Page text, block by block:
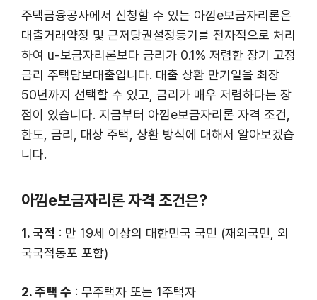
주택금융공사에서 신청할 수 있는 아낌e보금자리론은
대출거래약정 및 근저당권설정등기를 전자적으로 처리
하여 u-보금자리론보다 금리가 0.1% 저렴한 장기 고정
금리 주택담보대출입니다. 대출 상환 만기일을 최장
50년까지 선택할 수 있고, 금리가 매우 저렴하다는 장
점이 있습니다. 지금부터 아낌e보금자리론 자격 조건,
한도, 금리, 대상 주택, 상환 방식에 대해서 알아보겠습
니다.
아낌e보금자리론 자격 조건은?
1. 국적 : 만 19세 이상의 대한민국 국민 (재외국민, 외
국국적동포 포함)
2. 주택 수 : 무주택자 또는 1주택자